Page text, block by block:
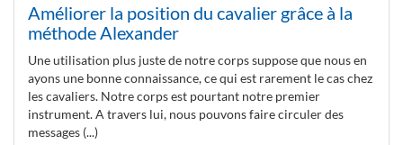
Améliorer la position du cavalier grâce à la
méthode Alexander
Une utilisation plus juste de notre corps suppose que nous en
ayons une bonne connaissance, ce qui est rarement le cas chez
les cavaliers. Notre corps est pourtant notre premier
instrument. A travers lui, nous pouvons faire circuler des
messages (...)